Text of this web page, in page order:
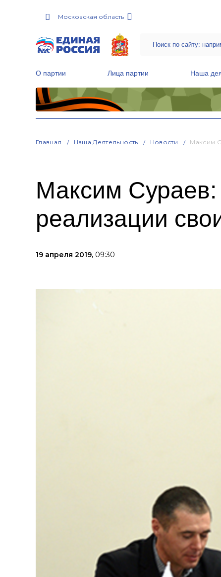
Московская область
О партии Лица партии Наша
Главная Наша Деятельность Новости Максим
Максим
реализации
19 апреля 2019, 09:30